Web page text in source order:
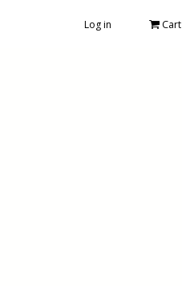
Log in Cart